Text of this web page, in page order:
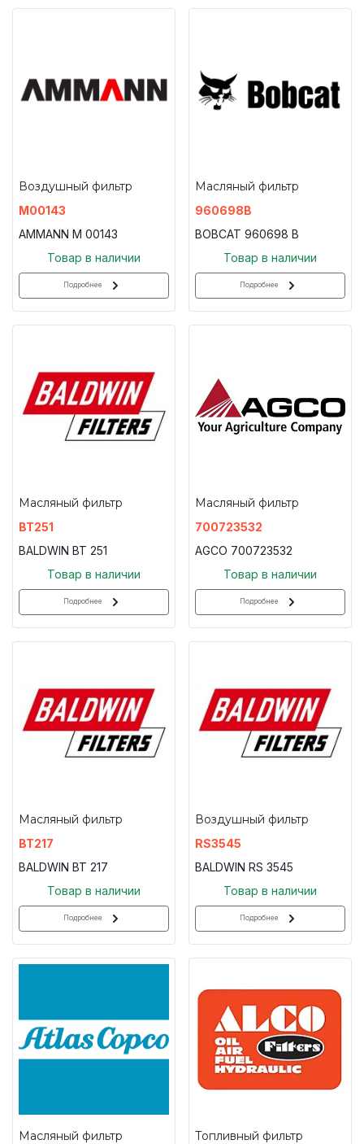
Воздушный фильтр
M00143
AMMANN M 00143
Товар в наличии
Подробнее
Масляный фильтр
960698B
BOBCAT 960698 B
Товар в наличии
Подробнее
Масляный фильтр
BT251
BALDWIN BT 251
Товар в наличии
Подробнее
Масляный фильтр
700723532
AGCO 700723532
Товар в наличии
Подробнее
Масляный фильтр
BT217
BALDWIN BT 217
Товар в наличии
Подробнее
Воздушный фильтр
RS3545
BALDWIN RS 3545
Товар в наличии
Подробнее
Масляный фильтр Топливный фильтр